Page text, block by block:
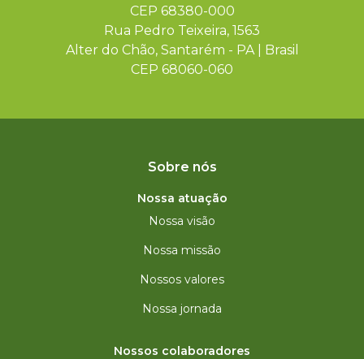
CEP 68380-000
Rua Pedro Teixeira, 1563
Alter do Chão, Santarém - PA | Brasil
CEP 68060-060
Sobre nós
Nossa atuação
Nossa visão
Nossa missão
Nossos valores
Nossa jornada
Nossos colaboradores